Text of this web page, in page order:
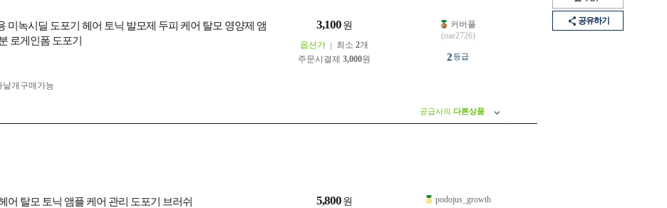
공유하기
미녹시딜 도포기 헤어 토닉 발모제 두피 케어 탈모 영양제 앰
로게인폼 도포기
3,100 원
옵션가 최소 2개
주문시결제 3,000원
낱개구매가능
커버풀
(nae2726)
2등급
공급사의 다른상품
어 탈모 토닉 앰플 케어 관리 도포기 브러쉬 5,800 원 podojus_growth